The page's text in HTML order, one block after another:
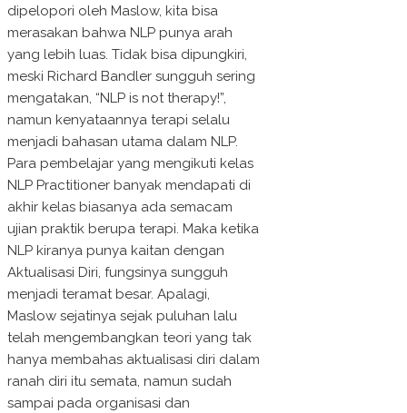
dipelopori oleh Maslow, kita bisa
merasakan bahwa NLP punya arah
yang lebih luas. Tidak bisa dipungkiri,
meski Richard Bandler sungguh sering
mengatakan, “NLP is not therapy!”,
namun kenyataannya terapi selalu
menjadi bahasan utama dalam NLP.
Para pembelajar yang mengikuti kelas
NLP Practitioner banyak mendapati di
akhir kelas biasanya ada semacam
ujian praktik berupa terapi. Maka ketika
NLP kiranya punya kaitan dengan
Aktualisasi Diri, fungsinya sungguh
menjadi teramat besar. Apalagi,
Maslow sejatinya sejak puluhan lalu
telah mengembangkan teori yang tak
hanya membahas aktualisasi diri dalam
ranah diri itu semata, namun sudah
sampai pada organisasi dan